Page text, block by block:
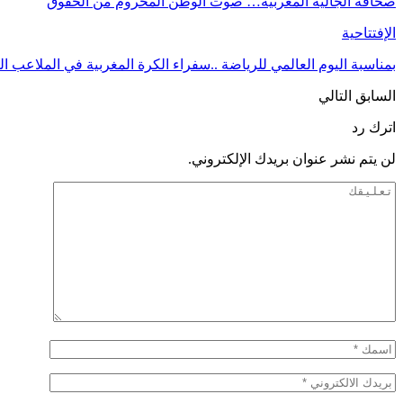
الإفتتاحية
بمناسبة اليوم العالمي للرياضة ..سفراء الكرة المغربية في الملاعب
السابق التالي
اترك رد
لن يتم نشر عنوان بريدك الإلكتروني.